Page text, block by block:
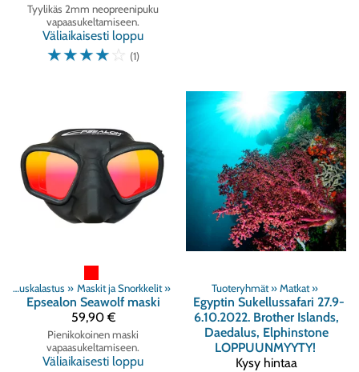
Tyylikäs 2mm neopreenipuku
vapaasukeltamiseen.
Väliaikaisesti loppu
☆☆☆☆☆ (1)
Vapaasukeltaminen ja Sukelluskalastus ‪» Maskit ja Snorkkelit ‪»
Epsealon Seawolf maski
59,90 €
Pienikokoinen maski
vapaasukeltamiseen.
Väliaikaisesti loppu
Tuoteryhmät ‪»Matkat‪»
Egyptin Sukellussafari 27.9-
6.10.2022. Brother Islands,
Daedalus, Elphinstone
LOPPUUNMYYTY!
Kysy hintaa